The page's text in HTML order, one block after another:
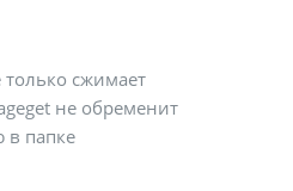
сжимает
не обременит
в папке